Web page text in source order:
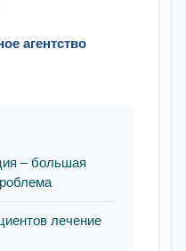
агентство
– большая
лечение